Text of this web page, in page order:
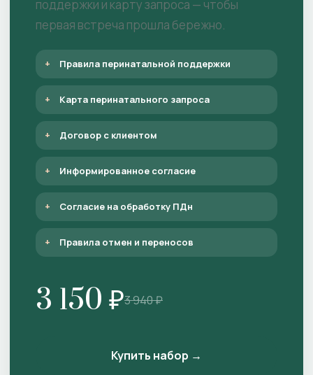
поддержки и карту запроса — чтобы
первая встреча прошла бережно.
Правила перинатальной поддержки
Карта перинатального запроса
Договор с клиентом
Информированное согласие
Согласие на обработку ПДн
Правила отмен и переносов
3 150 ₽3 940 ₽
Купить набор →